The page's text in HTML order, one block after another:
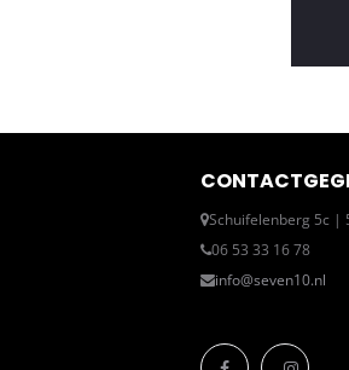
Schuifelenberg 5c |
06 53 33 16 78
info@seven10.nl